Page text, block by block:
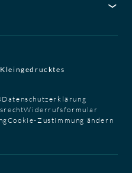
Datenschutzerklärung
Widerrufsformular
Cookie-Zustimmung ändern